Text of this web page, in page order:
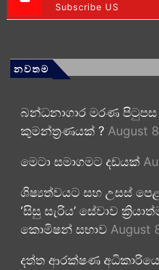
Subscribe US
නවතම
බන්ධනාගාර මරණ
කුමන්ත්‍රණයක් ? August
මෙටා සමාගමට දඩයක්
ශිෂ්‍යත්වයට සහ උසස්
‘සිසු සැරිය’ සේවාව
කොමිෂන් සභාව August
දත්ත ආරක්ෂණ